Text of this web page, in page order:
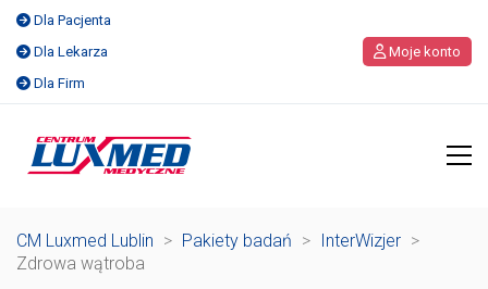
Dla Pacjenta
Dla Lekarza
Dla Firm
Moje konto
CM Luxmed Lublin > Pakiety badań > InterWizjer >
Zdrowa wątroba